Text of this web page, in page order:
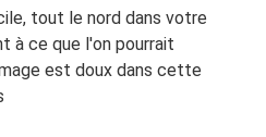
tout le nord dans votre
à ce que l'on pourrait
est doux dans cette